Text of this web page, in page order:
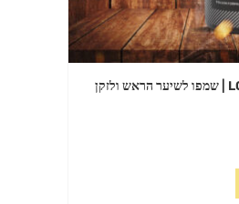
LOLA SHAMPOO | שמפו לשיער הראש ולזקן